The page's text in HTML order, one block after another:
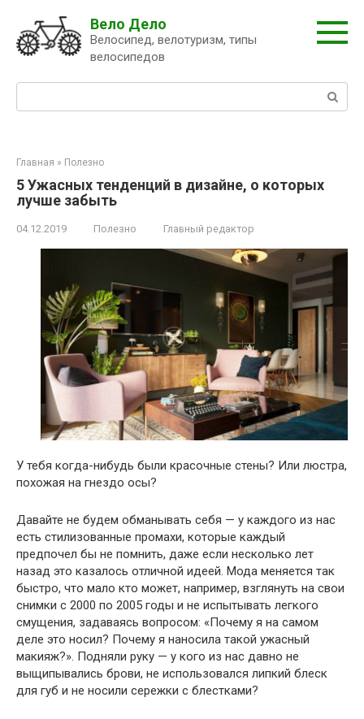
контенту
Вело Дело
Велосипед, велотуризм, типы
велосипедов
Главная » Полезно
5 Ужасных тенденций в дизайне, о которых
лучше забыть
04.12.2019 Полезно Главный редактор
У тебя когда-нибудь были красочные стены? Или люстра,
похожая на гнездо осы?
Давайте не будем обманывать себя — у каждого из нас
есть стилизованные промахи, которые каждый
предпочел бы не помнить, даже если несколько лет
назад это казалось отличной идеей. Мода меняется так
быстро, что мало кто может, например, взглянуть на свои
снимки с 2000 по 2005 годы и не испытывать легкого
смущения, задаваясь вопросом: «Почему я на самом
деле это носил? Почему я наносила такой ужасный
макияж?». Подняли руку — у кого из нас давно не
выщипывались брови, не использовался липкий блеск
для губ и не носили сережки с блестками?